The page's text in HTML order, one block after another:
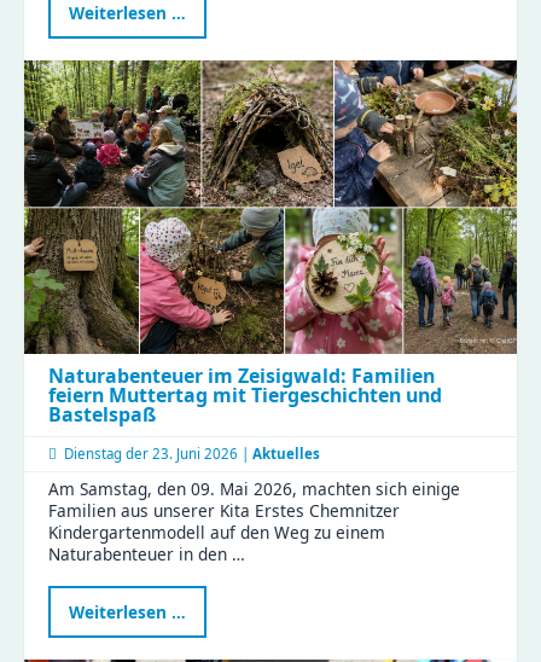
Weiterlesen …
Teamtag
Küche:
Gemeinsam
für
gesunde
Ernährung
und
effiziente
Abläufe!
Naturabenteuer im Zeisigwald: Familien
feiern Muttertag mit Tiergeschichten und
Bastelspaß
Dienstag der 23. Juni 2026 | Aktuelles
Am Samstag, den 09. Mai 2026, machten sich einige
Familien aus unserer Kita Erstes Chemnitzer
Kindergartenmodell auf den Weg zu einem
Naturabenteuer in den …
Weiterlesen …
im